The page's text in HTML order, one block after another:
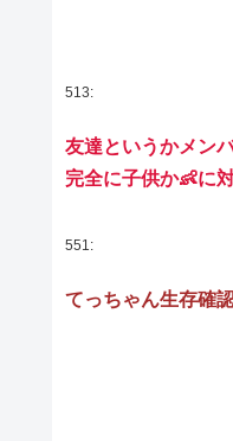
513:
友達というかメン
完全に子供か👶に
551:
てっちゃん生存確